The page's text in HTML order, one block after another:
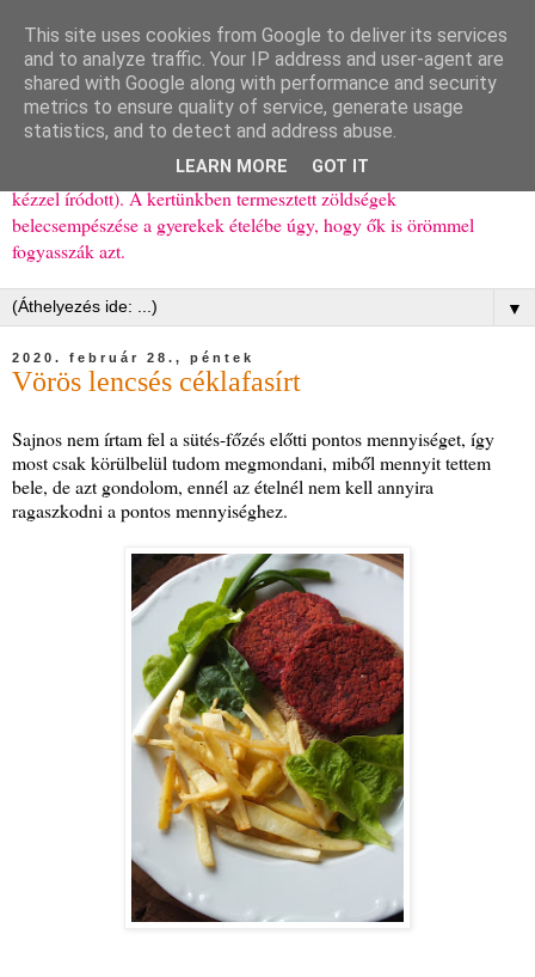
Ízőrző
Kisgyerekes család kipróbált, többnyire egészséges ételeket
bemutató receptjei a mindennapokra (mert a papírfecniket folyton
elhagyom) és gyerekeimnek ajándékba (mint régen, csak ez nem
kézzel íródott). A kertünkben termesztett zöldségek
belecsempészése a gyerekek ételébe úgy, hogy ők is örömmel
fogyasszák azt.
▼
2020. február 28., péntek
Vörös lencsés céklafasírt
Sajnos nem írtam fel a sütés-főzés előtti pontos mennyiséget, így
most csak körülbelül tudom megmondani, miből mennyit tettem
bele, de azt gondolom, ennél az ételnél nem kell annyira
ragaszkodni a pontos mennyiséghez.
This site uses cookies from Google to deliver its services
and to analyze traffic. Your IP address and user-agent are
shared with Google along with performance and security
metrics to ensure quality of service, generate usage
statistics, and to detect and address abuse.
LEARN MORE GOT IT